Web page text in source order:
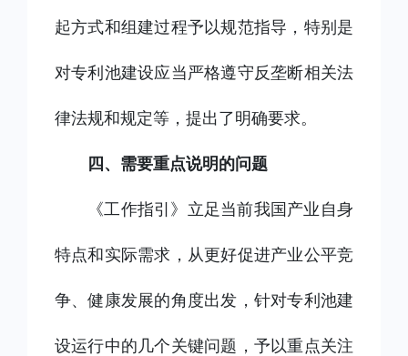
起方式和组建过程予以规范指导，特别是
对专利池建设应当严格遵守反垄断相关法
律法规和规定等，提出了明确要求。
四、需要重点说明的问题
《工作指引》立足当前我国产业自身
特点和实际需求，从更好促进产业公平竞
争、健康发展的角度出发，针对专利池建
设运行中的几个关键问题，予以重点关注